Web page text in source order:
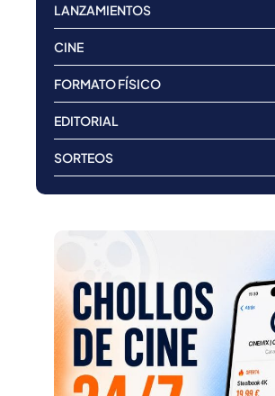
LANZAMIENTOS
CINE
FORMATO FÍSICO
EDITORIAL
SORTEOS